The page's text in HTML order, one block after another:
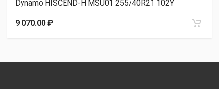
Continental SportContact 7 255/40R21 102Y
Pirelli P Zero 255/40R21 102Y
Dynamo HISCEND-H MSU01 255/40R21 102Y
9 070.00 ₽